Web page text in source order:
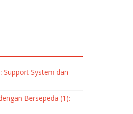
Support System dan
Bersepeda (1):